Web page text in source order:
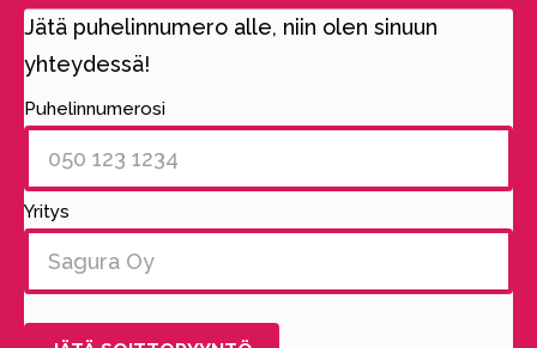
Jätä puhelinnumero alle, niin olen sinuun
yhteydessä!
Puhelinnumerosi
Yritys